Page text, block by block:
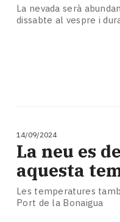
La nevada serà
dissabte al vespre i
14/09/2024
La neu es
aquesta
Les temperatures
Port de la Bonaigua